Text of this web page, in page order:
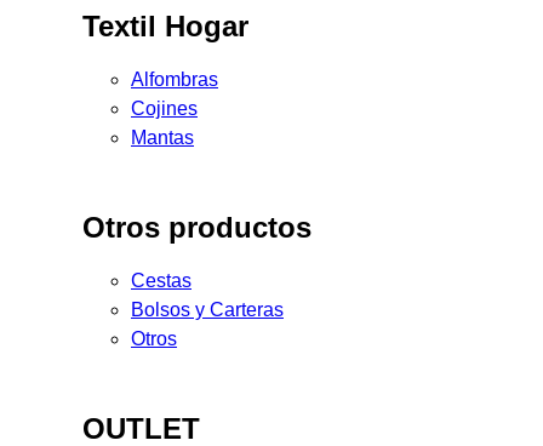
Textil Hogar
Alfombras
Cojines
Mantas
Otros productos
Cestas
Bolsos y Carteras
Otros
OUTLET